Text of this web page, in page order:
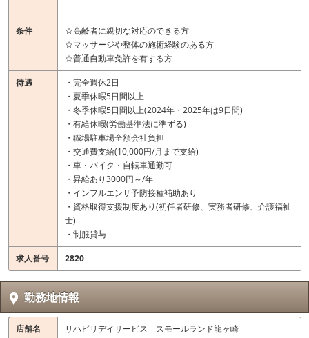
条件
☆高齢者に親切な対応のできる方
☆マッサージや整体の施術経験のある方
☆普通自動車免許を有する方
待遇
・完全週休2日
・夏季休暇5日間以上
・冬季休暇5日間以上(2024年・2025年は9日間)
・有給休暇(労働基準法に準ずる)
・職場駐車場全額会社負担
・交通費支給(10,000円/月まで支給)
・車・バイク・自転車通勤可
・昇給あり3000円～/年
・インフルエンザ予防接種補助あり
・資格取得支援制度あり(初任者研修、実務者研修、介護福祉
士)
・制服貸与
求人番号 2820
勤務地情報
店舗名 リハビリデイサービス スモールランド龍ヶ崎